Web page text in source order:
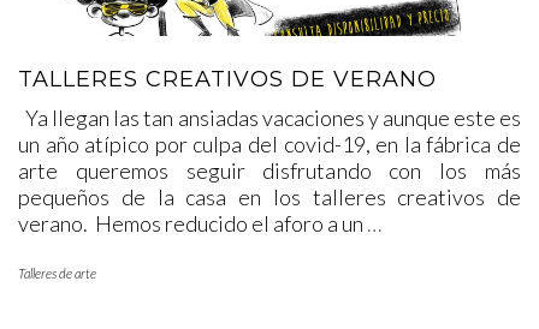
TALLERES CREATIVOS DE VERANO
Ya llegan las tan ansiadas vacaciones y aunque este es
un año atípico por culpa del covid-19, en la fábrica de
arte queremos seguir disfrutando con los más
pequeños de la casa en los talleres creativos de
verano. Hemos reducido el aforo a un …
Talleres de arte